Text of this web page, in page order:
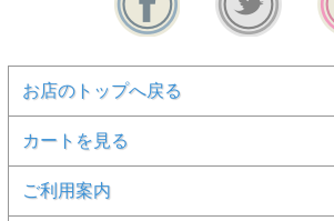
お店のトップへ戻る
カートを見る
ご利用案内